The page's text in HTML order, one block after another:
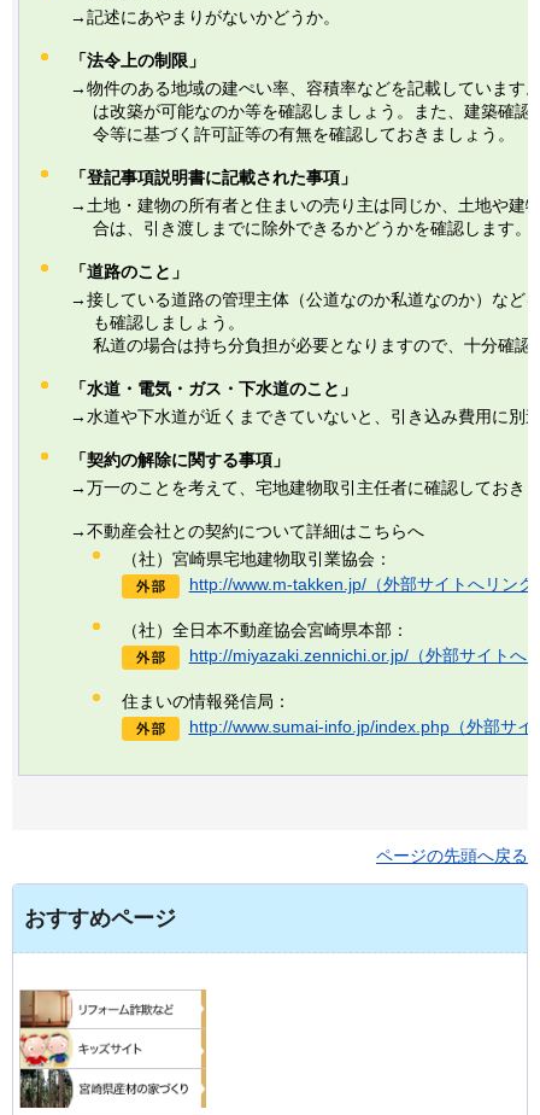
→記述にあやまりがないかどうか。
「法令上の制限」
→物件のある地域の建ぺい率、容積率などを記載しています
は改築が可能なのか等を確認しましょう。また、建築確認
令等に基づく許可証等の有無を確認しておきましょう。
「登記事項説明書に記載された事項」
→土地・建物の所有者と住まいの売り主は同じか、土地や建
合は、引き渡しまでに除外できるかどうかを確認します。
「道路のこと」
→接している道路の管理主体（公道なのか私道なのか）など
も確認しましょう。
私道の場合は持ち分負担が必要となりますので、十分確認
「水道・電気・ガス・下水道のこと」
→水道や下水道が近くまできていないと、引き込み費用に別
「契約の解除に関する事項」
→万一のことを考えて、宅地建物取引主任者に確認しておき
→不動産会社との契約について詳細はこちらへ
（社）宮崎県宅地建物取引業協会：
http://www.m-takken.jp/（外部サイトへリンク
（社）全日本不動産協会宮崎県本部：
http://miyazaki.zennichi.or.jp/（外部サイトへ
住まいの情報発信局：
http://www.sumai-info.jp/index.php（外部サイ
ページの先頭へ戻る
おすすめページ